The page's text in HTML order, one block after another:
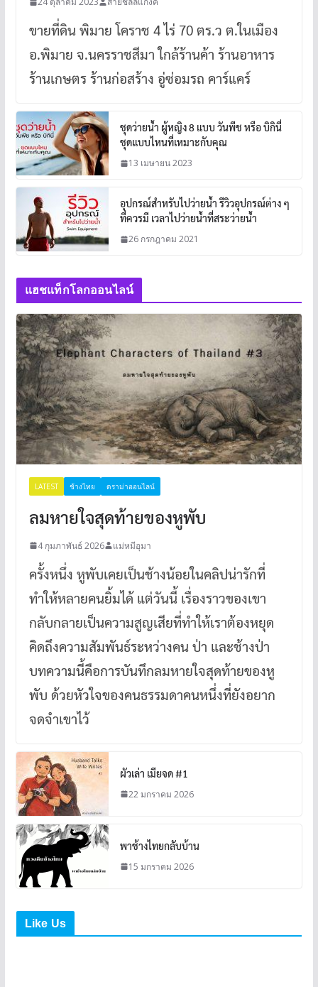
ขายที่ดิน พิมาย โคราช 4 ไร่ 70 ตร.ว ต.ในเมือง
อ.พิมาย จ.นครราชสีมา ใกล้ร้านค้า ร้านอาหาร
ร้านเกษตร ร้านก่อสร้าง อู่ซ่อมรถ คาร์แคร์
ชุดว่ายน้ำ ผู้หญิง 8 แบบ วันพีช หรือ บิกินี่
ชุดแบบไหนที่เหมาะกับคุณ
13 เมษายน 2023
อุปกรณ์สำหรับไปว่ายน้ำ รีวิวอุปกรณ์ต่าง ๆ
ที่ควรมี เวลาไปว่ายน้ำที่สระว่ายน้ำ
26 กรกฎาคม 2021
แฮชแท็กโลกออนไลน์
LATEST ช้างไทย ดราม่าออนไลน์
ลมหายใจสุดท้ายของหูพับ
4 กุมภาพันธ์ 2026 แม่หมีอุมา
ครั้งหนึ่ง หูพับเคยเป็นช้างน้อยในคลิปน่ารักที่
ทำให้หลายคนยิ้มได้ แต่วันนี้ เรื่องราวของเขา
กลับกลายเป็นความสูญเสียที่ทำให้เราต้องหยุด
คิดถึงความสัมพันธ์ระหว่างคน ป่า และช้างป่า
บทความนี้คือการบันทึกลมหายใจสุดท้ายของหู
พับ ด้วยหัวใจของคนธรรมดาคนหนึ่งที่ยังอยาก
จดจำเขาไว้
ผัวเล่า เมียจด #1
22 มกราคม 2026
พาช้างไทยกลับบ้าน
15 มกราคม 2026
Like Us